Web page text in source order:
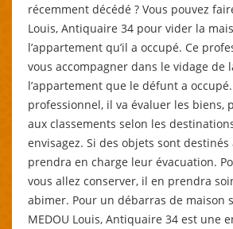
récemment décédé ? Vous pouvez
Louis, Antiquaire 34 pour vider la
l’appartement qu’il a occupé. Ce
vous accompagner dans le vidage de
l’appartement que le défunt a
professionnel, il va évaluer les biens,
aux classements selon les
envisagez. Si des objets sont
prendra en charge leur évacuation.
vous allez conserver, il en prendra
abimer. Pour un débarras de maison
MEDOU Louis, Antiquaire 34 est une